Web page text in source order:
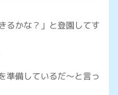
るかな？」と登園してす
準備しているだ～と言っ